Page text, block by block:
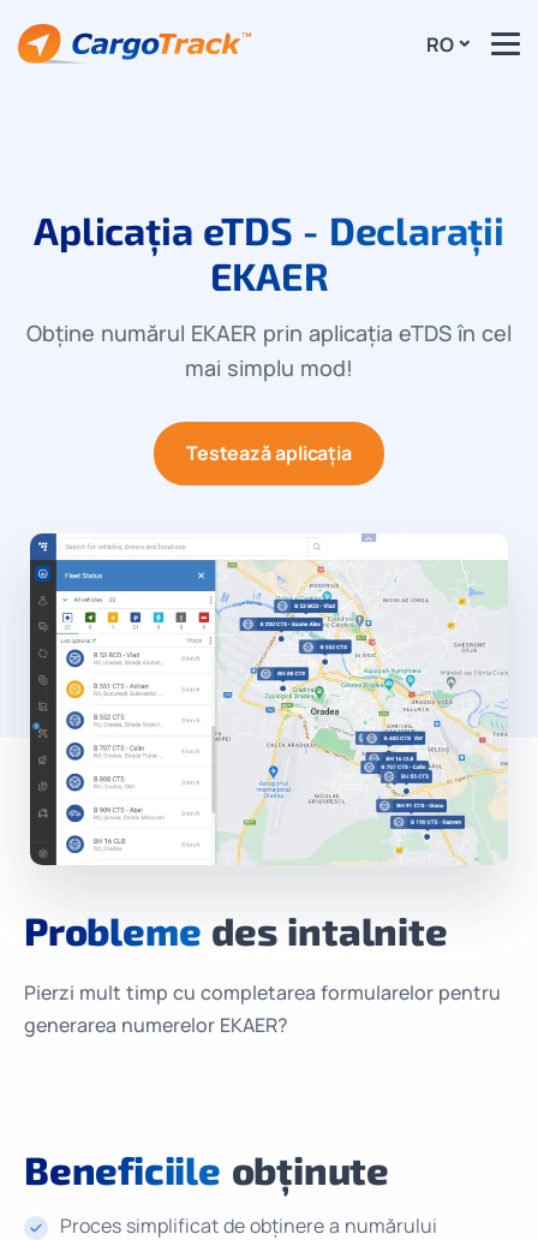
RO
Aplicația eTDS - Declarații
EKAER
Obține numărul EKAER prin aplicația eTDS în cel
mai simplu mod!
Testează aplicația
Probleme des intalnite
Pierzi mult timp cu completarea formularelor pentru
generarea numerelor EKAER?
Beneficiile obținute
Proces simplificat de obținere a numărului